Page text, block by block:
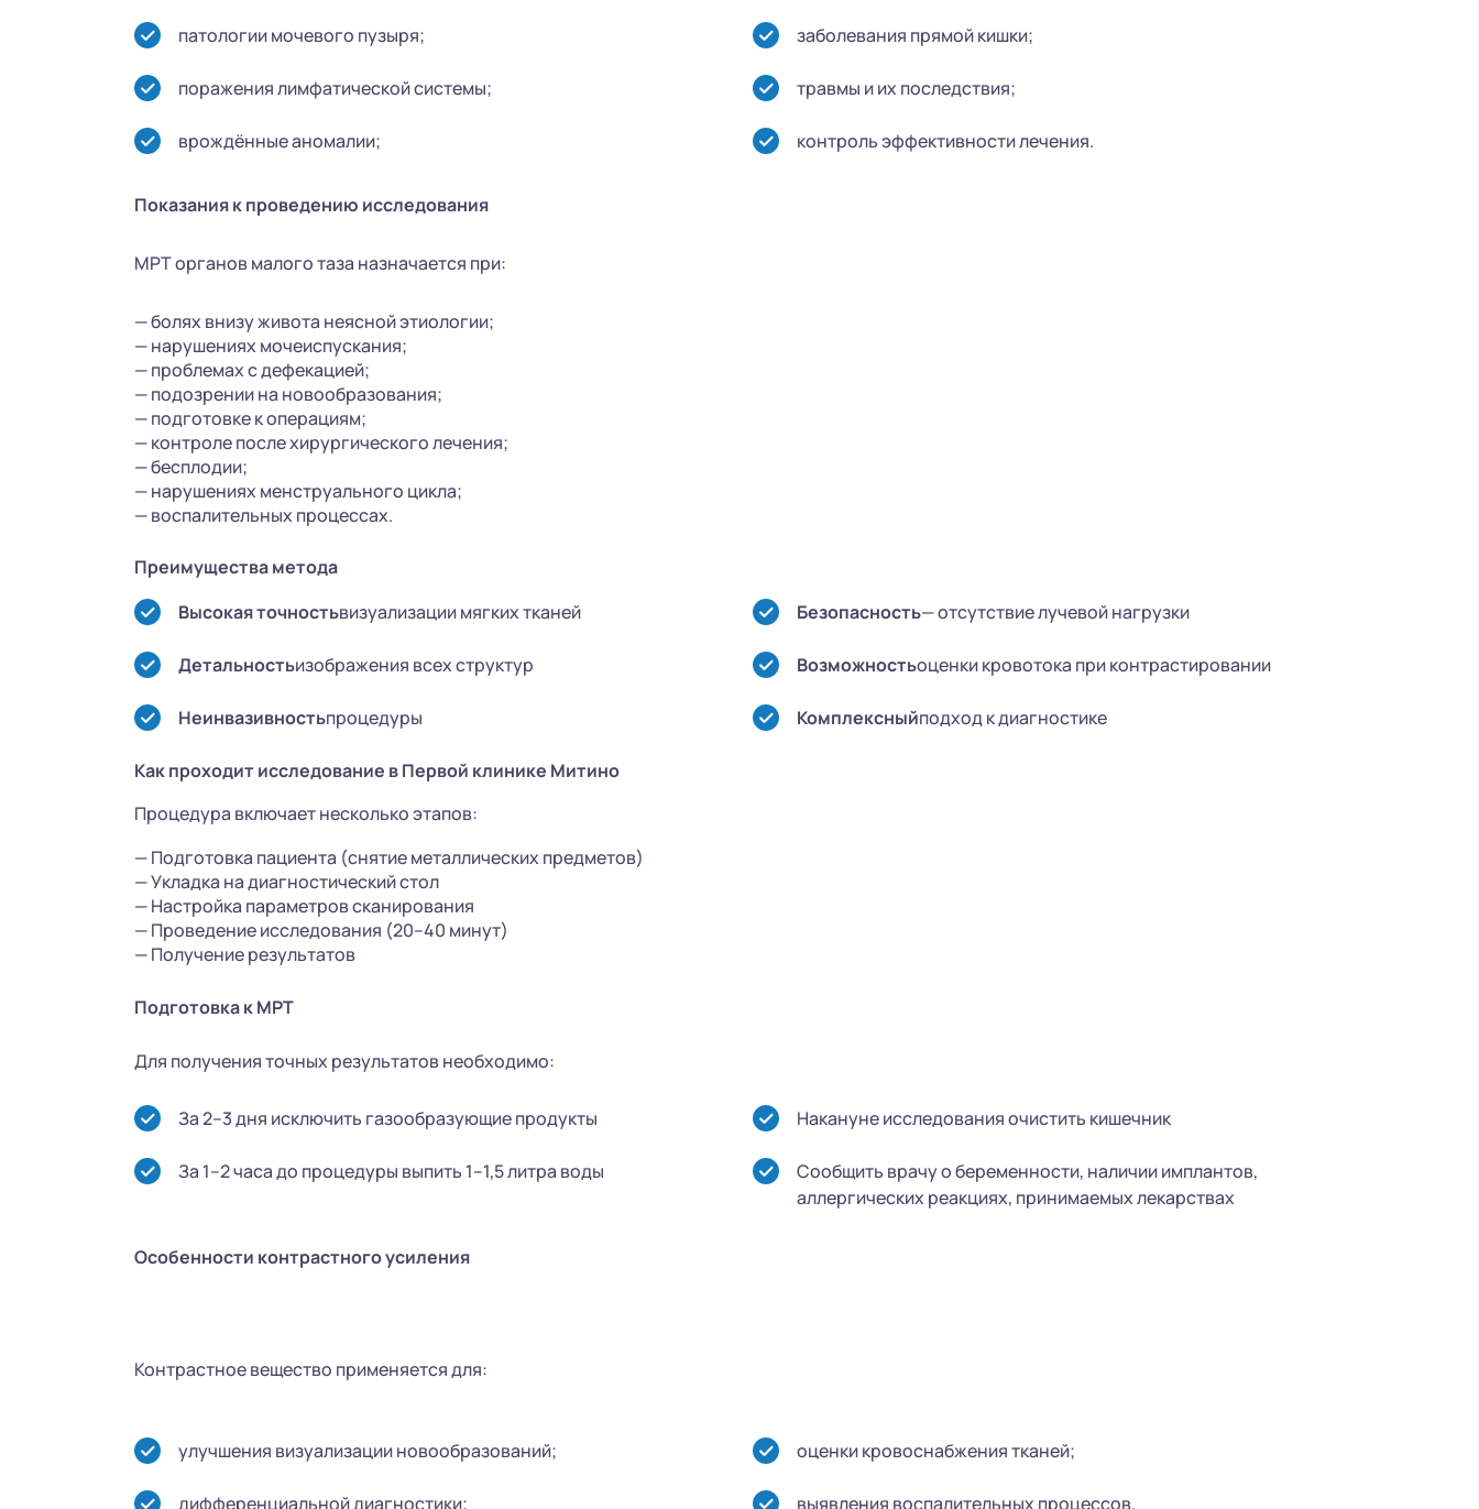
патологии мочевого пузыря; заболевания прямой кишки;
поражения лимфатической системы; травмы и их последствия;
врождённые аномалии; контроль эффективности лечения.
Показания к проведению исследования
МРТ органов малого таза назначается при:
— болях внизу живота неясной этиологии;
— нарушениях мочеиспускания;
— проблемах с дефекацией;
— подозрении на новообразования;
— подготовке к операциям;
— контроле после хирургического лечения;
— бесплодии;
— нарушениях менструального цикла;
— воспалительных процессах.
Преимущества метода
Высокая точностьвизуализации мягких тканей Безопасность— отсутствие лучевой нагрузки
Детальностьизображения всех структур Возможностьоценки кровотока при контрастировании
Неинвазивностьпроцедуры Комплексныйподход к диагностике
Как проходит исследование в Первой клинике Митино
Процедура включает несколько этапов:
— Подготовка пациента (снятие металлических предметов)
— Укладка на диагностический стол
— Настройка параметров сканирования
— Проведение исследования (20–40 минут)
— Получение результатов
Подготовка к МРТ
Для получения точных результатов необходимо:
За 2–3 дня исключить газообразующие продукты Накануне исследования очистить кишечник
За 1–2 часа до процедуры выпить 1–1,5 литра воды
Сообщить врачу о беременности, наличии имплантов,
аллергических реакциях, принимаемых лекарствах
Особенности контрастного усиления
Контрастное вещество применяется для:
улучшения визуализации новообразований; оценки кровоснабжения тканей;
дифференциальной диагностики; выявления воспалительных процессов.